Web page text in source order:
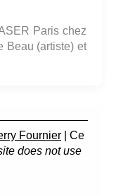
Paris chez
Beau (artiste) et
Fournier | Ce
does not use